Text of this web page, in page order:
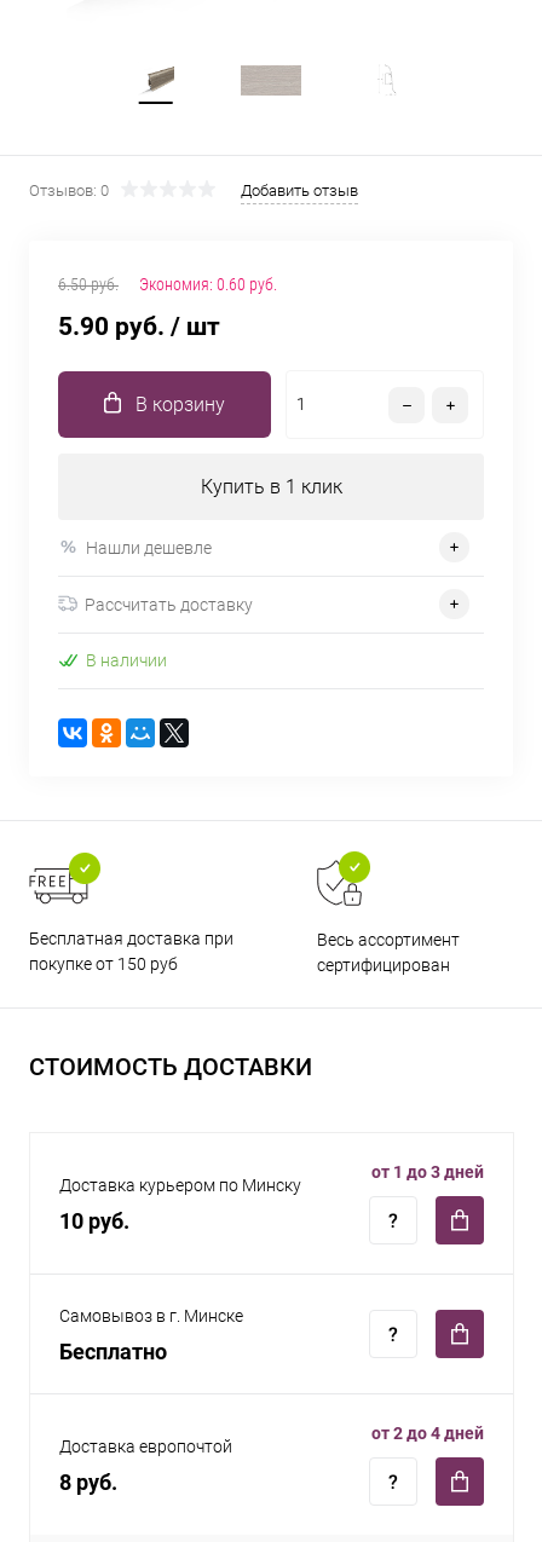
Отзывов: 0 Добавить отзыв
6.50 руб. Экономия: 0.60 руб.
5.90 руб. / шт
В корзину
Купить в 1 клик
Нашли дешевле
Рассчитать доставку
В наличии
Бесплатная доставка при
покупке от 150 руб
Весь ассортимент
сертифицирован
СТОИМОСТЬ ДОСТАВКИ
Доставка курьером по Минску
10 руб.
от 1 до 3 дней
Самовывоз в г. Минске
Бесплатно
Доставка европочтой
8 руб.
от 2 до 4 дней